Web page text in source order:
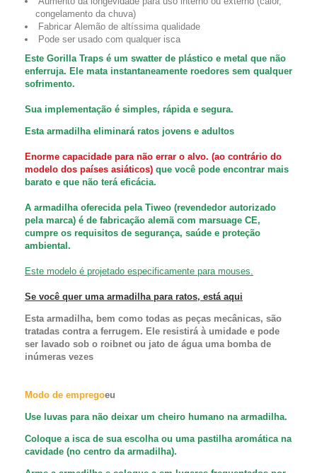
congelamento da chuva)
Fabricar Alemão de altíssima qualidade
Pode ser usado com qualquer isca
Este Gorilla Traps é um swatter de plástico e metal que não
enferruja. Ele mata instantaneamente roedores sem qualquer
sofrimento.
Sua implementação é simples, rápida e segura.
Esta armadilha eliminará ratos jovens e adultos
Enorme capacidade para não errar o alvo. (ao contrário do
modelo dos países asiáticos) que você pode encontrar mais
barato e que não terá eficácia.
A armadilha oferecida pela Tiweo (revendedor autorizado
pela marca) é de fabricação alemã com marsuage CE,
cumpre os requisitos de segurança, saúde e proteção
ambiental.
Este modelo é projetado especificamente para mouses.
Se você quer uma armadilha para ratos, está aqui
Esta armadilha, bem como todas as peças mecânicas, são
tratadas contra a ferrugem. Ele resistirá à umidade e pode
ser lavado sob o roibnet ou jato de água uma bomba de
inúmeras vezes
Modo de empregoeu
Use luvas para não deixar um cheiro humano na armadilha.
Coloque a isca de sua escolha ou uma pastilha aromática na
cavidade (no centro da armadilha).